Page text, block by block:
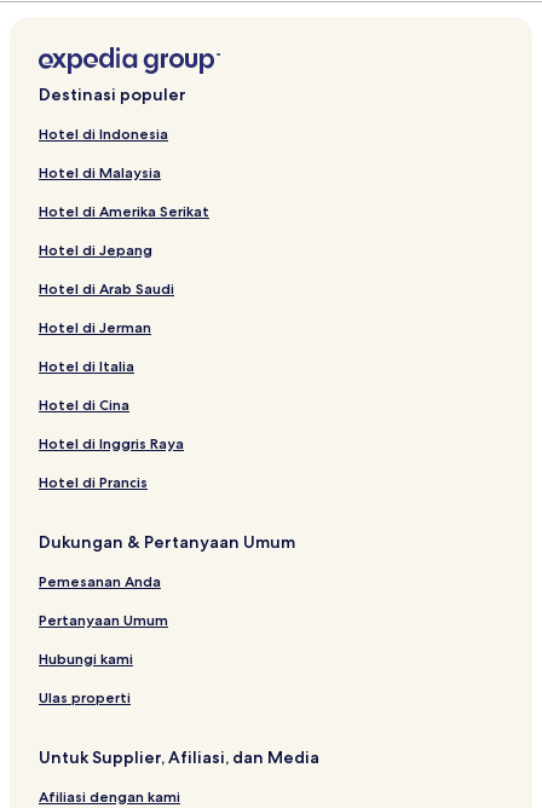
Destinasi populer
Hotel di Indonesia
Hotel di Malaysia
Hotel di Amerika Serikat
Hotel di Jepang
Hotel di Arab Saudi
Hotel di Jerman
Hotel di Italia
Hotel di Cina
Hotel di Inggris Raya
Hotel di Prancis
Dukungan & Pertanyaan Umum
Pemesanan Anda
Pertanyaan Umum
Hubungi kami
Ulas properti
Untuk Supplier, Afiliasi, dan Media
Afiliasi dengan kami